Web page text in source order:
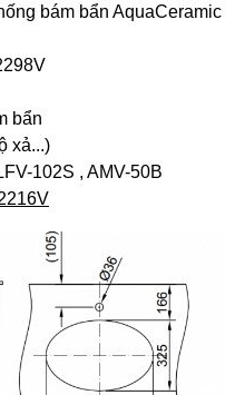
bám bẩn AquaCeramic
bẩn
xả...)
102S , AMV-50B